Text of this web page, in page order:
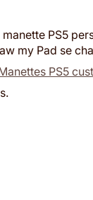
PS5
my Pad se
PS5